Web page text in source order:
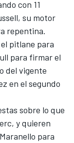
con 11
, su motor
repentina.
pitlane para
para firmar el
del vigente
en el segundo
sobre lo que
y quieren
para